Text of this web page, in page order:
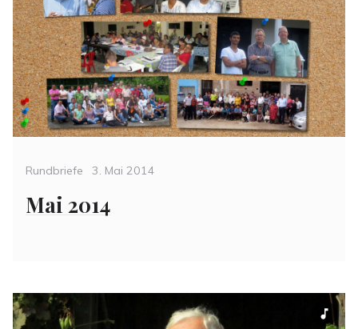
Categories
Rundbriefe
Posted
3. Mai 2014
Mai 2014